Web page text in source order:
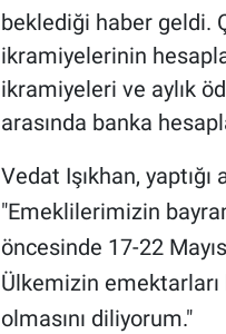
beklediği haber geldi.
ikramiyelerinin
ikramiyeleri ve aylık
arasında banka
Vedat Işıkhan,
"Emeklilerimizin
öncesinde 17-22
Ülkemizin
olmasını diliyorum."